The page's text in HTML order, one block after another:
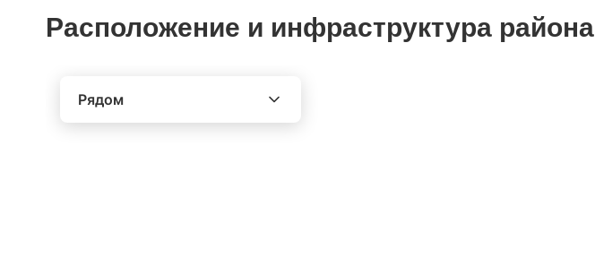
Расположение и инфраструктура района
Рядом